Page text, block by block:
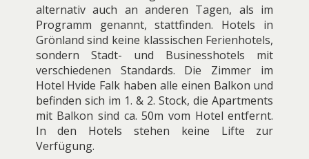
alternativ auch an anderen Tagen, als im
Programm genannt, stattfinden. Hotels in
Grönland sind keine klassischen Ferienhotels,
sondern Stadt- und Businesshotels mit
verschiedenen Standards. Die Zimmer im
Hotel Hvide Falk haben alle einen Balkon und
befinden sich im 1. & 2. Stock, die Apartments
mit Balkon sind ca. 50m vom Hotel entfernt.
In den Hotels stehen keine Lifte zur
Verfügung.